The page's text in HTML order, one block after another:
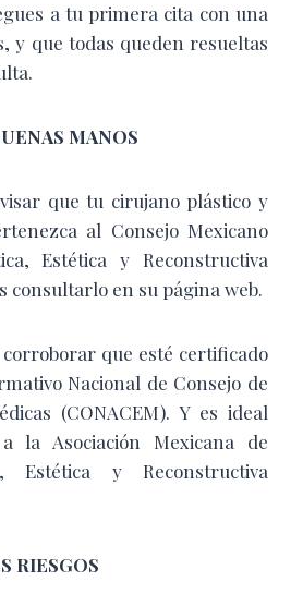
a tu primera cita con una
y que todas queden resueltas
MANOS
que tu cirujano plástico y
al Consejo Mexicano
Estética y Reconstructiva
consultarlo en su página web.
que esté certificado
Nacional de Consejo de
(CONACEM). Y es ideal
la Asociación Mexicana de
Estética y Reconstructiva
RIESGOS